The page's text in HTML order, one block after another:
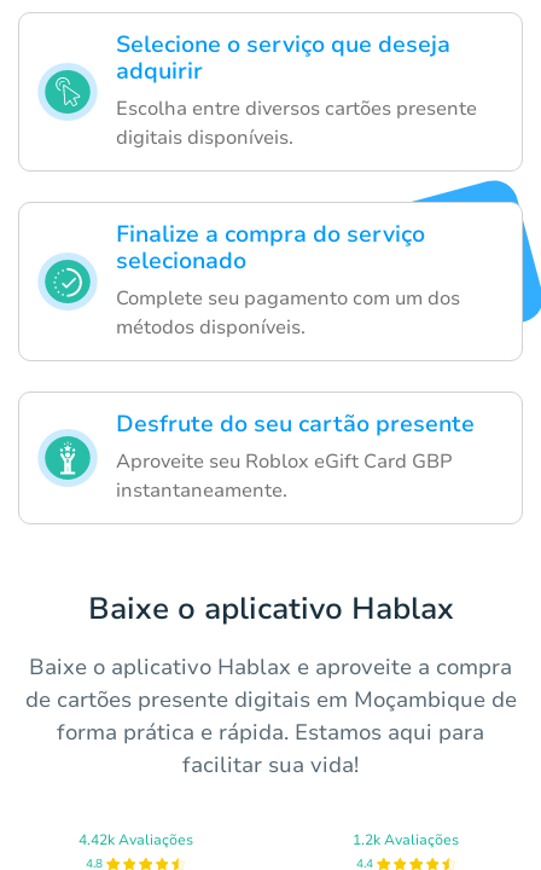
Selecione o serviço que deseja
adquirir
Escolha entre diversos cartões presente
digitais disponíveis.
Finalize a compra do serviço
selecionado
Complete seu pagamento com um dos
métodos disponíveis.
Desfrute do seu cartão presente
Aproveite seu Roblox eGift Card GBP
instantaneamente.
Baixe o aplicativo Hablax
Baixe o aplicativo Hablax e aproveite a compra
de cartões presente digitais em Moçambique de
forma prática e rápida. Estamos aqui para
facilitar sua vida!
4.42k Avaliações
4.8
1.2k Avaliações
4.4